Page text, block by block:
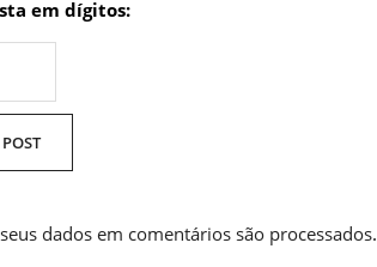
em dígitos:
dados em comentários são processados.